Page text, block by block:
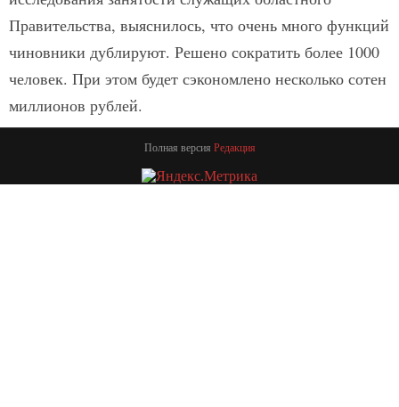
Правительства, выяснилось, что очень много функций
чиновники дублируют. Решено сократить более 1000
человек. При этом будет сэкономлено несколько сотен
миллионов рублей.
Полная версия Редакция